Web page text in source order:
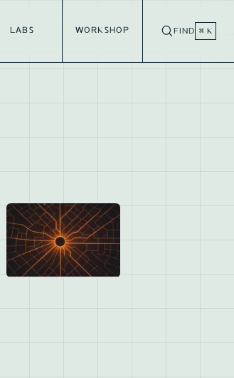
LABS WORKSHOP FIND ⌘ K